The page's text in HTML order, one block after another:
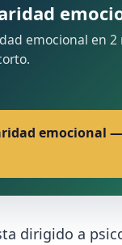
emocional en
emocional —
dirigido a